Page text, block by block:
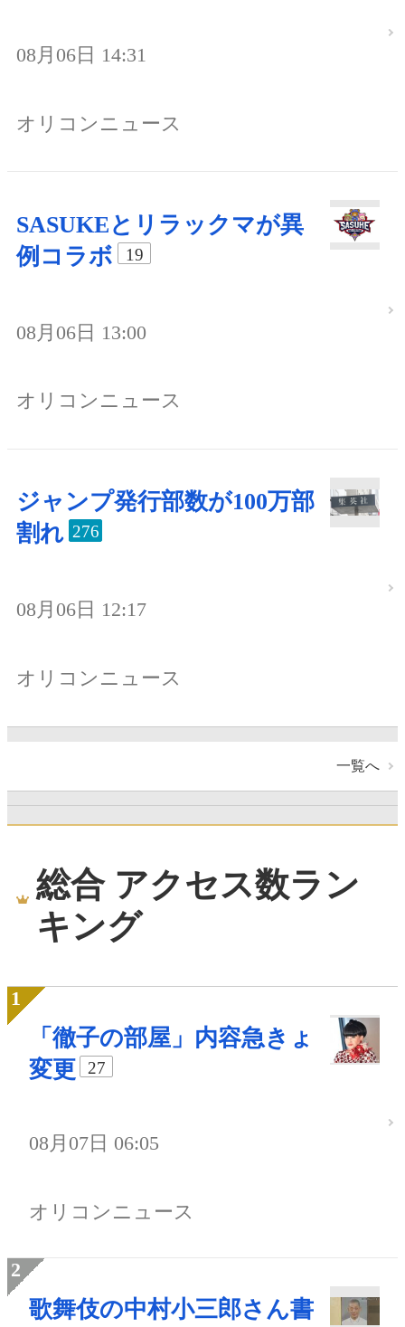
08月06日 14:31
オリコンニュース
SASUKEとリラックマが異
例コラボ
19
08月06日 13:00
オリコンニュース
ジャンプ発行部数が100万部
割れ 276
08月06日 12:17
オリコンニュース
一覧へ
総合 アクセス数ラン
キング
「徹子の部屋」内容急きょ
変更
27
08月07日 06:05
オリコンニュース
歌舞伎の中村小三郎さん書